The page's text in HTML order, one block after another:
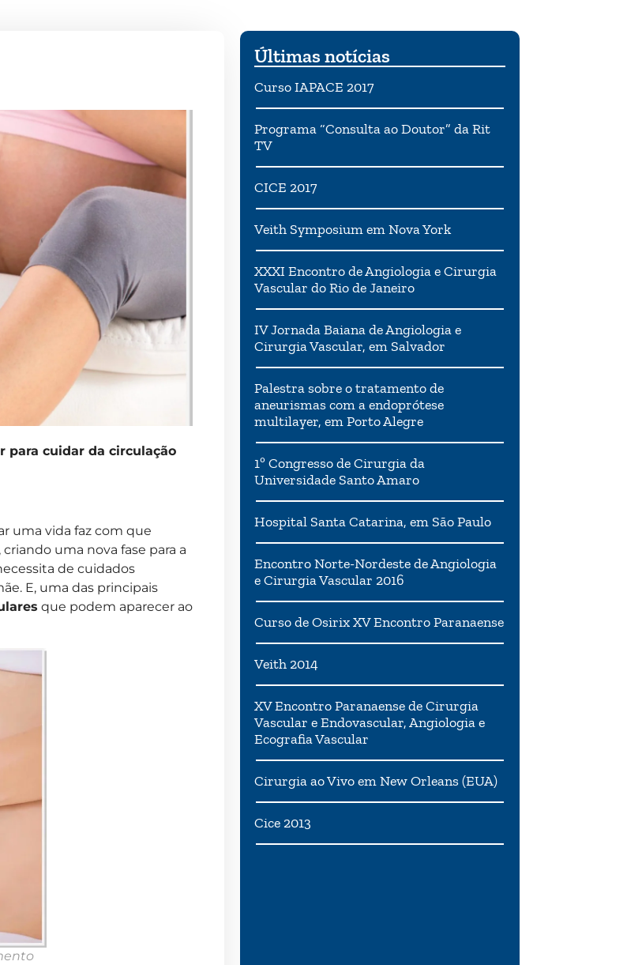
para cuidar da circulação
uma vida faz com que
uma nova fase para a
de cuidados
E, uma das principais
que podem aparecer ao
Últimas notícias
Curso IAPACE 2017
Programa “Consulta ao Doutor” da Rit
TV
CICE 2017
Veith Symposium em Nova York
XXXI Encontro de Angiologia e Cirurgia
Vascular do Rio de Janeiro
IV Jornada Baiana de Angiologia e
Cirurgia Vascular, em Salvador
Palestra sobre o tratamento de
aneurismas com a endoprótese
multilayer, em Porto Alegre
1º Congresso de Cirurgia da
Universidade Santo Amaro
Hospital Santa Catarina, em São Paulo
Encontro Norte-Nordeste de Angiologia
e Cirurgia Vascular 2016
Curso de Osirix XV Encontro Paranaense
Veith 2014
XV Encontro Paranaense de Cirurgia
Vascular e Endovascular, Angiologia e
Ecografia Vascular
Cirurgia ao Vivo em New Orleans (EUA)
Cice 2013